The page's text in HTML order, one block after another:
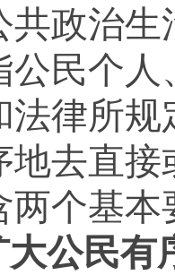
共政治
公民个
法律所
地去直
两个基
大公民有